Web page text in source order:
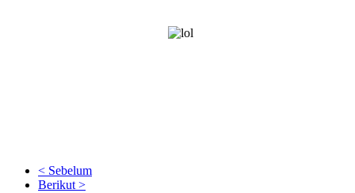
< Sebelum
Berikut >